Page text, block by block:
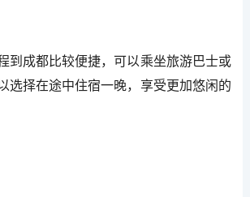
到成都比较便捷，可以乘坐旅游巴士或
选择在途中住宿一晚，享受更加悠闲的